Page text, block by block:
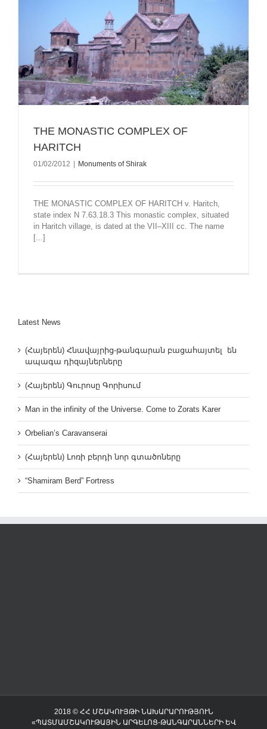
THE MONASTIC COMPLEX OF
HARITCH
01/02/2012 Monuments of Shirak
THE MONASTIC COMPLEX OF HARITCH v. Haritch,
state index N 7.63.18.3 This monastic complex, situated
in Haritch village, is dated at the VII‒XIII cc. The name
[...]
Latest News
(Հայերեն) Հնավայրից-թանգարան բացահայտել են
ապագա դիզայներները
(Հայերեն) Գուրոսը Գորիսում
Man in the infinity of the Universe. Come to Zorats Karer
Orbelian’s Caravanserai
(Հայերեն) Լոռի բերդի նոր գտածոները
“Shamiram Berd” Fortress
2018 © ՀՀ ՄՇԱԿՈՒՅԹԻ ՆԱԽԱՐԱՐՈՒԹՅՈՒՆ
«ՊԱՏՄԱՄՇԱԿՈՒԹԱՅԻՆ ԱՐԳԵԼՈՑ-ԹԱՆԳԱՐԱՆՆԵՐԻ ԵՎ